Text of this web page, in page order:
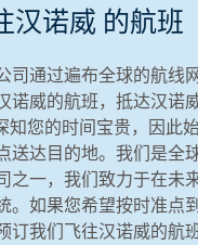
汉诺威 的航班
司通过遍布全球的航线
诺威的航班，抵达汉诺
知您的时间宝贵，因此
送达目的地。我们是全
之一，我们致力于在未
。如果您希望按时准点
订我们飞往汉诺威的航